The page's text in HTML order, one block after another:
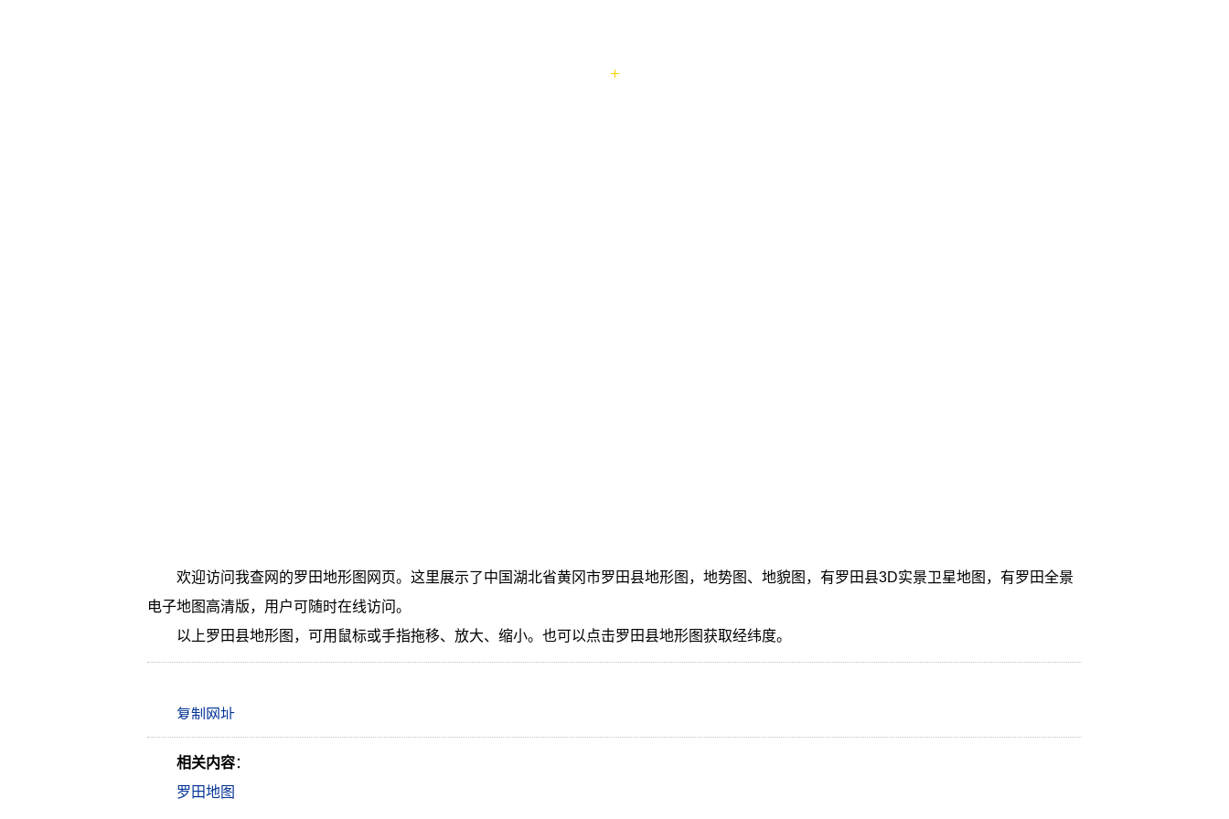
欢迎访问我查网的罗田地形图网页。这里展示了中国湖北省黄冈市罗田县地形图，地势图、地貌图，有罗田县3D实景卫星地图，有罗田全景
电子地图高清版，用户可随时在线访问。
以上罗田县地形图，可用鼠标或手指拖移、放大、缩小。也可以点击罗田县地形图获取经纬度。
相关内容：
罗田地图